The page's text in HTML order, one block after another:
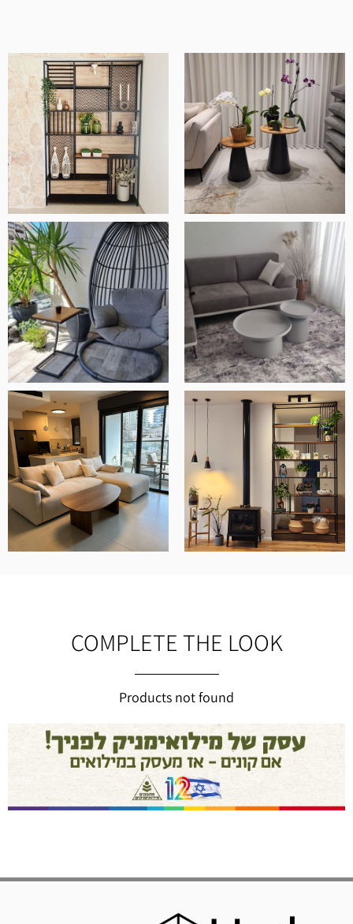
מוצרים איכותיים ומוקפדים, שירות ויחס מדהים
ובסך הכל חנות ברמה אחרת.
אלעד שלף
COMPLETE THE LOOK
Products not found